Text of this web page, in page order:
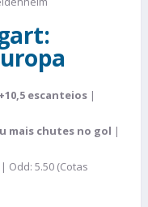
escanteios |
mais chutes no gol |
| Odd: 5.50 (Cotas